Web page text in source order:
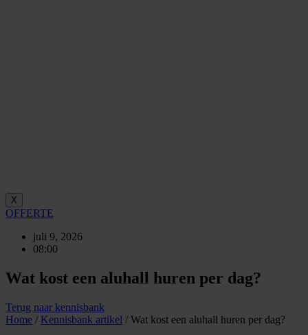
X
OFFERTE
juli 9, 2026
08:00
Wat kost een aluhall huren per dag?
Terug naar kennisbank
Home / Kennisbank artikel / Wat kost een aluhall huren per dag?